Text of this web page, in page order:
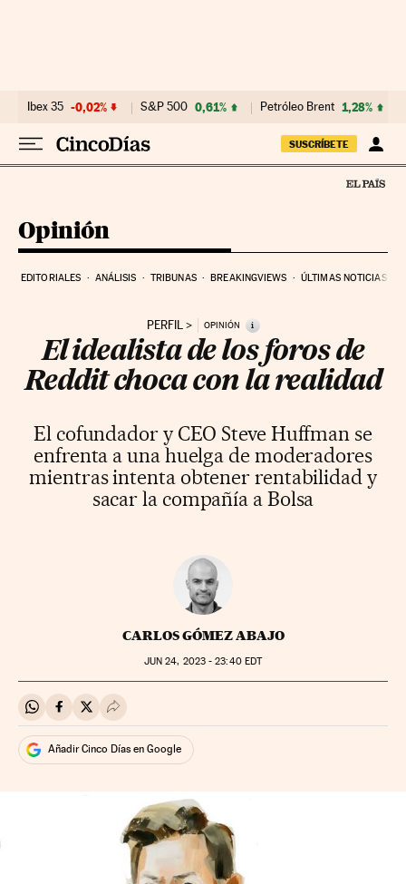
Ibex 35 -0,02% S&P 500 0,61% Petróleo Brent 1,28%
SUSCRÍBETE
Opinión
EDITORIALES ANÁLISIS TRIBUNAS BREAKINGVIEWS ÚLTIMAS NOTICIAS
PERFIL OPINIÓN i
El idealista de los foros de
Reddit choca con la realidad
El cofundador y CEO Steve Huffman se
enfrenta a una huelga de moderadores
mientras intenta obtener rentabilidad y
sacar la compañía a Bolsa
CARLOS GÓMEZ ABAJO
JUN 24, 2023 - 23:40EDT
Compartir en Whatsapp
Compartir en Facebook
Compartir en Twitter
Desplegar Redes Sociales
Añadir Cinco Días en Google